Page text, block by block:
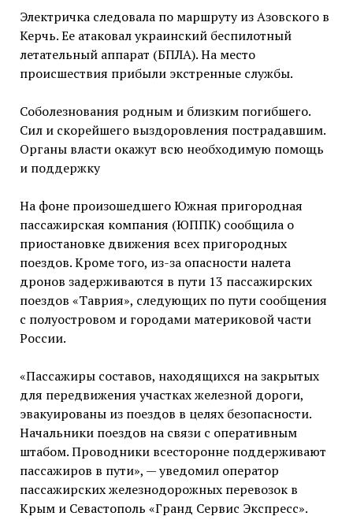
Электричка следовала по маршруту из Азовского в
Керчь. Ее атаковал украинский беспилотный
летательный аппарат (БПЛА). На место
происшествия прибыли экстренные службы.
Соболезнования родным и близким погибшего.
Сил и скорейшего выздоровления пострадавшим.
Органы власти окажут всю необходимую помощь
и поддержку
На фоне произошедшего Южная пригородная
пассажирская компания (ЮППК) сообщила о
приостановке движения всех пригородных
поездов. Кроме того, из-за опасности налета
дронов задерживаются в пути 13 пассажирских
поездов «Таврия», следующих по пути сообщения
с полуостровом и городами материковой части
России.
«Пассажиры составов, находящихся на закрытых
для передвижения участках железной дороги,
эвакуированы из поездов в целях безопасности.
Начальники поездов на связи с оперативным
штабом. Проводники всесторонне поддерживают
пассажиров в пути», — уведомил оператор
пассажирских железнодорожных перевозок в
Крым и Севастополь «Гранд Сервис Экспресс».